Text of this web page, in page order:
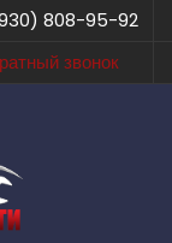
808-95-92
звонок